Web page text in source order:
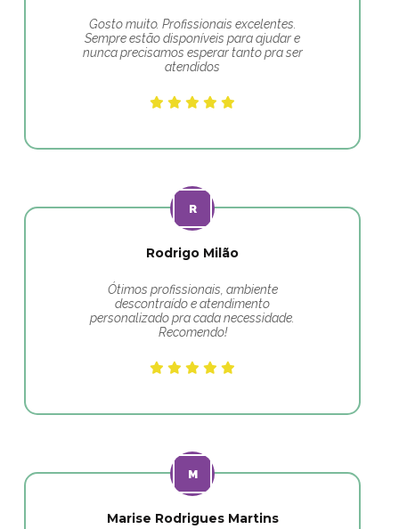
Gosto muito. Profissionais excelentes.
Sempre estão disponíveis para ajudar e
nunca precisamos esperar tanto pra ser
atendidos
Rodrigo Milão
Ótimos profissionais, ambiente
descontraído e atendimento
personalizado pra cada necessidade.
Recomendo!
Marise Rodrigues Martins